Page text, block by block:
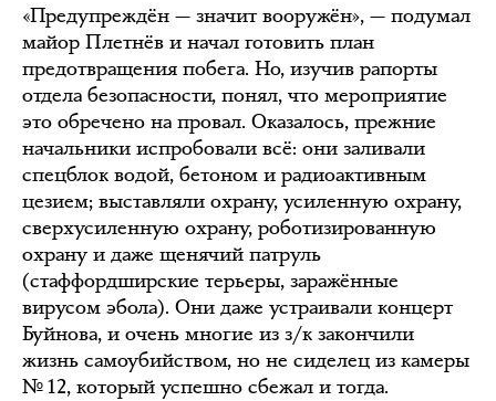
«Предупреждён — значит вооружён», — подумал
майор Плетнёв и начал готовить план
предотвращения побега. Но, изучив рапорты
отдела безопасности, понял, что мероприятие
это обречено на провал. Оказалось, прежние
начальники испробовали всё: они заливали
спецблок водой, бетоном и радиоактивным
цезием; выставляли охрану, усиленную охрану,
сверхусиленную охрану, роботизированную
охрану и даже щенячий патруль
(стаффордширские терьеры, заражённые
вирусом эбола). Они даже устраивали концерт
Буйнова, и очень многие из з/к закончили
жизнь самоубийством, но не сиделец из камеры
№ 12, который успешно сбежал и тогда.